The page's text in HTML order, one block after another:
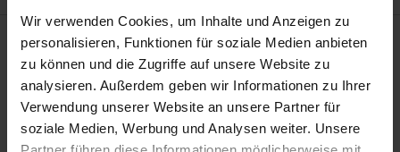
Wir verwenden Cookies, um Inhalte und Anzeigen zu
personalisieren, Funktionen für soziale Medien anbieten
zu können und die Zugriffe auf unsere Website zu
analysieren. Außerdem geben wir Informationen zu Ihrer
Verwendung unserer Website an unsere Partner für
soziale Medien, Werbung und Analysen weiter. Unsere
Beschreibung
In Europa kommt es immer wieder zur Diskussion
über die Zukunft der Wohlfahrtssysteme – aber sie
ist selten auf die Fragen des Wohlbefindens und der